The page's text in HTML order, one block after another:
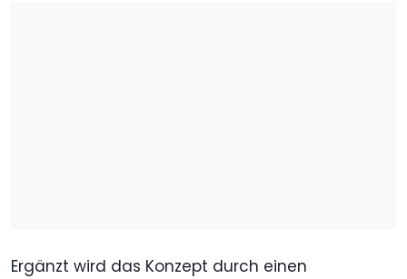
Ergänzt wird das Konzept durch einen